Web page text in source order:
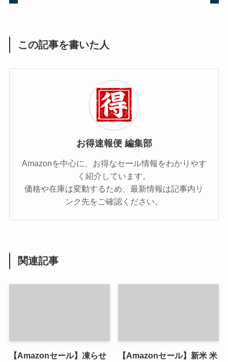
この記事を書いた人
お得速報便 編集部
Amazonを中心に、お得なセール情報をわかりやす
く紹介しています。
価格や在庫は変動するため、最新情報は記事内リ
ンク先をご確認ください。
関連記事
【Amazonセール】凍らせ
【Amazonセール】新米 米